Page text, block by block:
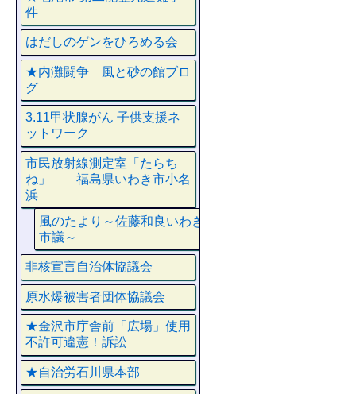
件
はだしのゲンをひろめる会
★内灘闘争 風と砂の館ブロ
グ
3.11甲状腺がん 子供支援ネ
ットワーク
市民放射線測定室「たらち
ね」 福島県いわき市小名
浜
風のたより～佐藤和良いわき
市議～
非核宣言自治体協議会
原水爆被害者団体協議会
★金沢市庁舎前「広場」使用
不許可違憲！訴訟
★自治労石川県本部